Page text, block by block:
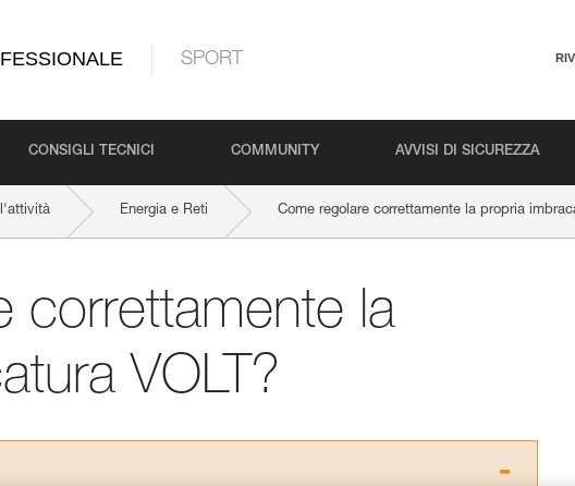
SPORT
CONSIGLI TECNICI COMMUNITY AVVISI DI SICUREZZA
Energia e Reti Come regolare correttamente la propria
correttamente la
VOLT?